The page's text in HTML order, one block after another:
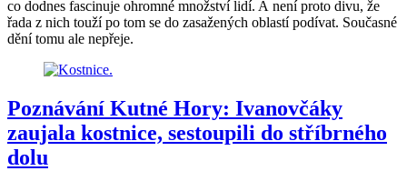
co dodnes fascinuje ohromné množství lidí. A není proto divu, že
řada z nich touží po tom se do zasažených oblastí podívat. Současné
dění tomu ale nepřeje.
Poznávání Kutné Hory: Ivanovčáky
zaujala kostnice, sestoupili do stříbrného
dolu